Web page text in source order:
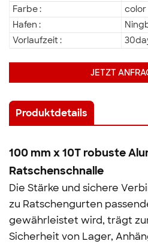
Farbe :
color
Hafen :
Vorlaufzeit :
JETZT
Produktdetails
100 mm x 10T robuste
Ratschenschnalle
Die Stärke und sichere
zu Ratschengurten
gewährleistet wird, trägt
Sicherheit von Lager,